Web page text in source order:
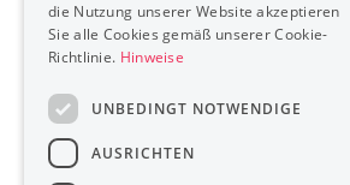
die Nutzung unserer Website akzeptieren
Sie alle Cookies gemäß unserer Cookie-
Richtlinie. Hinweise
UNBEDINGT NOTWENDIGE
AUSRICHTEN